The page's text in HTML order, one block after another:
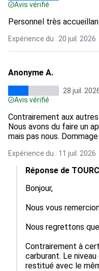
Avis vérifié
Personnel très
Expérience du : 20 juil. 2026
Anonyme A.
28 juil.
Avis vérifié
Contrairement aux
Nous avons du faire un
mais pas nous. Dommage
Expérience du : 11 juil. 2026
Réponse de
Bonjour,
Nous vous
Nous regrettons
Contrairement à
carburant. Le
restitué avec le